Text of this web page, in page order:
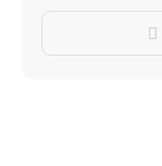
